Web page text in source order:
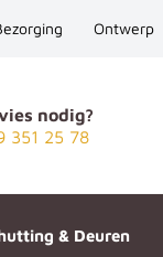
Ontwerp
nodig?
351 25 78
& Deuren